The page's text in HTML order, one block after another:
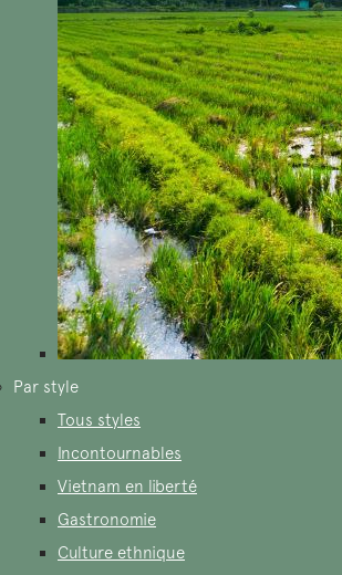
Par style
Tous styles
Incontournables
Vietnam en liberté
Gastronomie
Culture ethnique